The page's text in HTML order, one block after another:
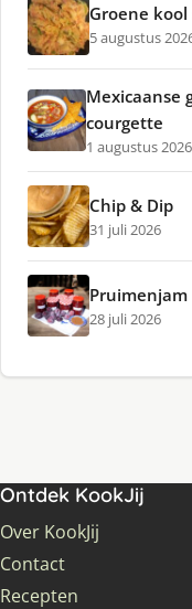
Groene
5 augustus
Mexicaanse
courgette
1 augustus 2026
Chip & Dip
31 juli 2026
28 juli 2026
Ontdek KookJij
Over KookJij
Contact
Recepten